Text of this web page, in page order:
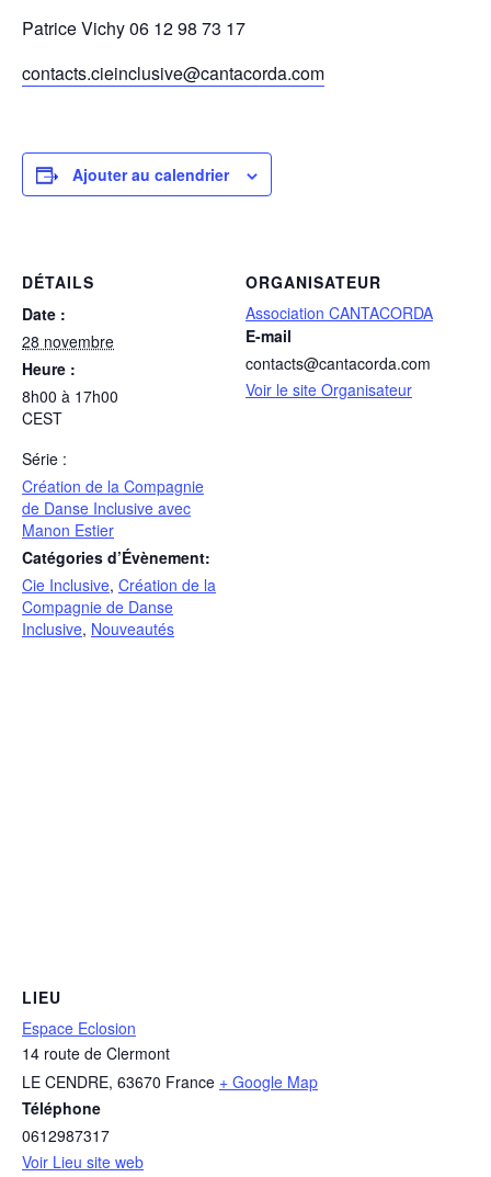
Patrice Vichy 06 12 98 73 17
contacts.cieinclusive@cantacorda.com
Ajouter au calendrier
DÉTAILS
Date :
28 novembre
Heure :
8h00 à 17h00
CEST
Série :
Création de la Compagnie
de Danse Inclusive avec
Manon Estier
Catégories d’Évènement:
Cie Inclusive, Création de la
Compagnie de Danse
Inclusive, Nouveautés
ORGANISATEUR
Association CANTACORDA
E-mail
contacts@cantacorda.com
Voir le site Organisateur
LIEU
Espace Eclosion
14 route de Clermont
LE CENDRE, 63670 France + Google Map
Téléphone
0612987317
Voir Lieu site web